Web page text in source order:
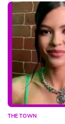
THE TOWN